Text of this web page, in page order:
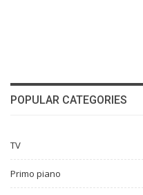
POPULAR CATEGORIES
TV
Primo piano